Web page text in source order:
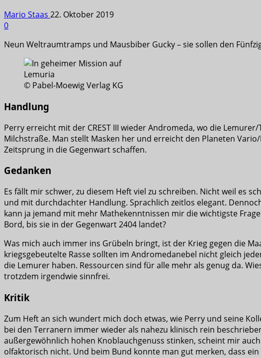
Mario Staas 22. Oktober 2019
0
Neun Weltraumtramps und Mausbiber Gucky – sie sollen den
© Pabel-Moewig Verlag KG
Handlung
Perry erreicht mit der CREST III wieder Andromeda, wo die
Milchstraße. Man stellt Masken her und erreicht den Planeten
Zeitsprung in die Gegenwart schaffen.
Gedanken
Es fällt mir schwer, zu diesem Heft viel zu schreiben. Nicht weil es
und mit durchdachter Handlung. Sprachlich zeitlos elegant.
kann ja jemand mit mehr Mathekenntnissen mir die wichtigste
Bord, bis sie in der Gegenwart 2404 landet?
Was mich auch immer ins Grübeln bringt, ist der Krieg gegen die
kriegsgebeutelte Rasse sollten im Andromedanebel nicht gleich
die Lemurer haben. Ressourcen sind für alle mehr als genug da.
trotzdem irgendwie sinnfrei.
Kritik
Zum Heft an sich wundert mich doch etwas, wie Perry und seine
bei den Terranern immer wieder als nahezu klinisch rein
außergewöhnlich hohen Knoblauchgenuss stinken, scheint mir
olfaktorisch nicht. Und beim Bund konnte man gut merken, dass